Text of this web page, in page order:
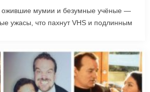
ожившие мумии и безумные учёные —
ужасы, что пахнут VHS и подлинным